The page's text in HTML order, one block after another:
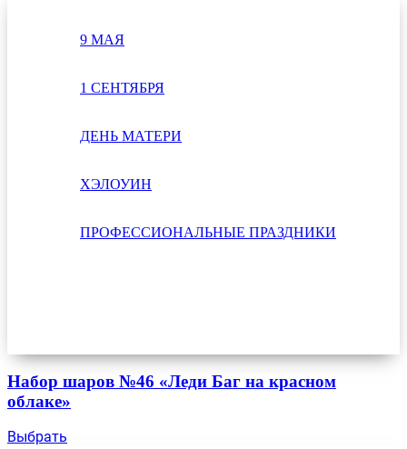
9 МАЯ
1 СЕНТЯБРЯ
ДЕНЬ МАТЕРИ
ХЭЛОУИН
ПРОФЕССИОНАЛЬНЫЕ ПРАЗДНИКИ
Набор шаров №46 «Леди Баг на красном
облаке»
Выбрать